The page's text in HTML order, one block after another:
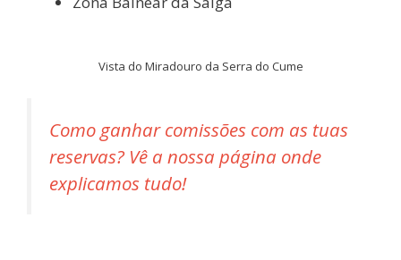
Vista do Miradouro da Serra do Cume
Como ganhar comissões com as tuas
reservas? Vê a nossa página onde
explicamos tudo!